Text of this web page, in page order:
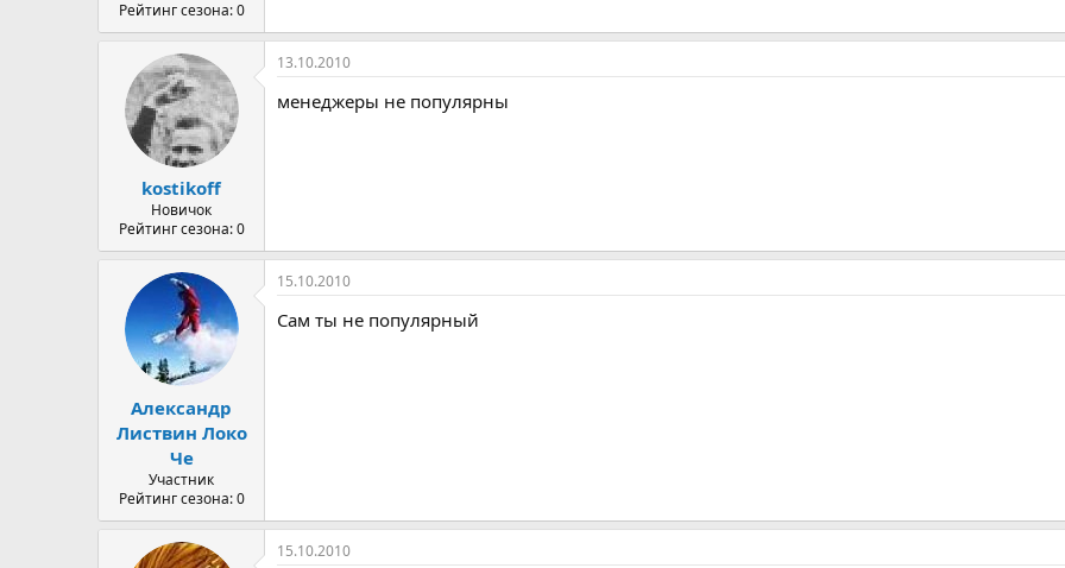
Рейтинг сезона: 0
kostikoff
Новичок
Рейтинг сезона: 0
13.10.2010
менеджеры не популярны
Александр
Листвин Локо
Че
Участник
Рейтинг сезона: 0
15.10.2010
Сам ты не популярный
15.10.2010